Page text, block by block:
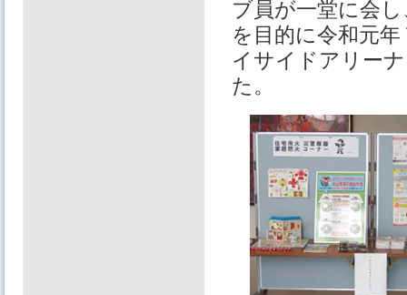
ブ員が一堂に会
を目的に令和元
イサイドアリー
た。